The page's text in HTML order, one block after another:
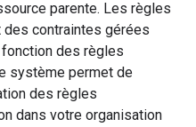
parente. Les règles
contraintes gérées
des règles
système permet de
des règles
dans votre organisation